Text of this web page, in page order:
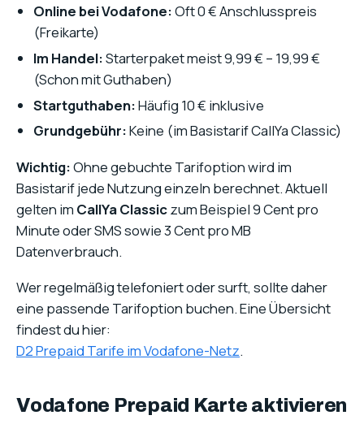
Online bei Vodafone:Oft 0 € Anschlusspreis
(Freikarte)
Im Handel:Starterpaket meist 9,99 € – 19,99 €
(Schon mit Guthaben)
Startguthaben:Häufig 10 € inklusive
Grundgebühr:Keine (im Basistarif CallYa Classic)
Wichtig:Ohne gebuchte Tarifoption wird im
Basistarif jede Nutzung einzeln berechnet. Aktuell
gelten im CallYa Classiczum Beispiel 9 Cent pro
Minute oder SMS sowie 3 Cent pro MB
Datenverbrauch.
Wer regelmäßig telefoniert oder surft, sollte daher
eine passende Tarifoption buchen. Eine Übersicht
findest du hier:
D2 Prepaid Tarife im Vodafone-Netz.
Vodafone Prepaid Karte aktivieren